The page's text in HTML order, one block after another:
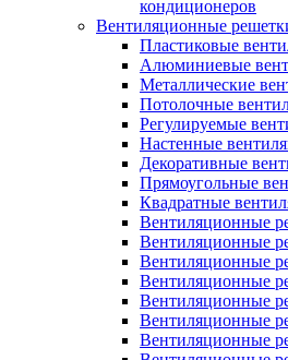
кондиционеров
Вентиляционные
Пластиковые
Алюминиевые
Металлические
Потолочные
Регулируемые
Настенные
Декоративные
Прямоугольные
Квадратные
Вентиляционные
Вентиляционные
Вентиляционные
Вентиляционные
Вентиляционные
Вентиляционные
Вентиляционные